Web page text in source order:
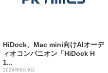
HiDock、Mac mini向けAIオーデ
ィオコンパニオン「HiDock H
1...
2026年6月9日